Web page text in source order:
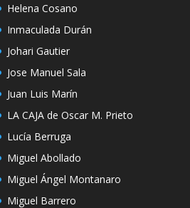
Helena Cosano
Inmaculada Durán
Johari Gautier
Jose Manuel Sala
Juan Luis Marín
LA CAJA de Oscar M. Prieto
Lucía Berruga
Miguel Abollado
Miguel Ángel Montanaro
Miguel Barrero